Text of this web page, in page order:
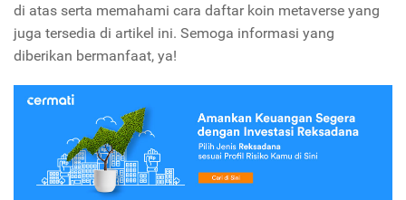
di atas serta memahami cara daftar koin metaverse yang
juga tersedia di artikel ini. Semoga informasi yang
diberikan bermanfaat, ya!